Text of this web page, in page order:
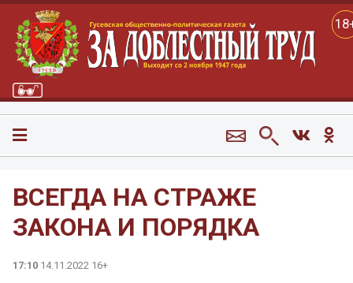
ВСЕГДА НА СТРАЖЕ
ЗАКОНА И ПОРЯДКА
17:10 14.11.2022 16+